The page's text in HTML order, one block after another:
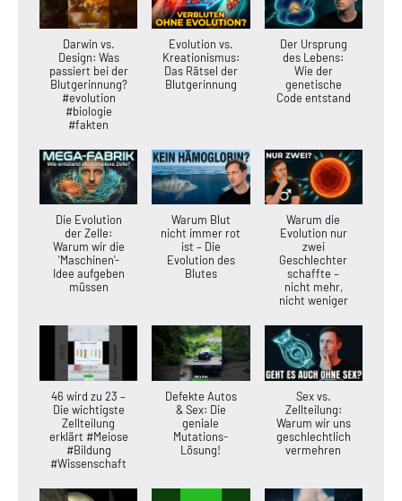
Darwin vs.
Design: Was
passiert bei der
Blutgerinnung?
#evolution
#biologie
#fakten
Evolution vs.
Kreationismus:
Das Rätsel der
Blutgerinnung
Der Ursprung
des Lebens:
Wie der
genetische
Code entstand
Die Evolution
der Zelle:
Warum wir die
'Maschinen'-
Idee aufgeben
müssen
Warum Blut
nicht immer rot
ist – Die
Evolution des
Blutes
Warum die
Evolution nur
zwei
Geschlechter
schaffte –
nicht mehr,
nicht weniger
46 wird zu 23 –
Die wichtigste
Zellteilung
erklärt #Meiose
#Bildung
#Wissenschaft
Defekte Autos
& Sex: Die
geniale
Mutations-
Lösung!
Sex vs.
Zellteilung:
Warum wir uns
geschlechtlich
vermehren